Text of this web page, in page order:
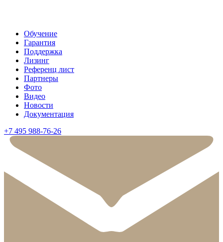
Обучение
Гарантия
Поддержка
Лизинг
Референц лист
Партнеры
Фото
Видео
Новости
Документация
+7 495 988-76-26